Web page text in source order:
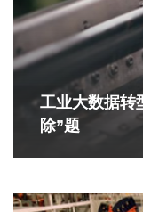
工业大数据转
除”题